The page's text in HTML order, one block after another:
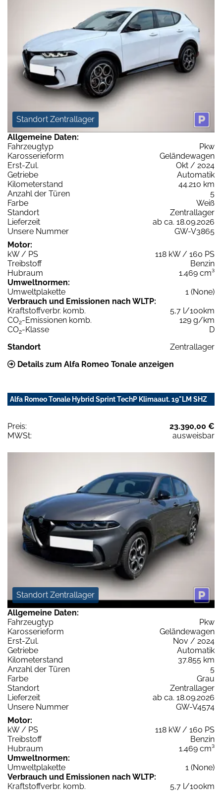
Standort Zentrallager
Allgemeine Daten:
Fahrzeugtyp
Pkw
Karosserieform
Geländewagen
Erst-Zul.
Okt / 2024
Getriebe
Automatik
Kilometerstand
44.210 km
Anzahl der Türen
5
Farbe
Weiß
Standort
Zentrallager
Lieferzeit
ab ca. 18.09.2026
Unsere Nummer
GW-V3865
Motor:
kW / PS
118 kW / 160 PS
Treibstoff
Benzin
Hubraum
1.469 cm³
Umweltnormen:
Umweltplakette
1 (None)
Verbrauch und Emissionen nach WLTP:
Kraftstoffverbr. komb.
5,7 l/100km
CO2-Emissionen komb.
129 g/km
CO2-Klasse
D
Standort
Zentrallager
Details zum Alfa Romeo Tonale anzeigen
Alfa Romeo Tonale Hybrid Sprint TechP Klimaaut. 19"LM SHZ
Preis:
23.390,00 €
MWSt:
ausweisbar
Standort Zentrallager
Allgemeine Daten:
Fahrzeugtyp
Pkw
Karosserieform
Geländewagen
Erst-Zul.
Nov / 2024
Getriebe
Automatik
Kilometerstand
37.855 km
Anzahl der Türen
5
Farbe
Grau
Standort
Zentrallager
Lieferzeit
ab ca. 18.09.2026
Unsere Nummer
GW-V4574
Motor:
kW / PS
118 kW / 160 PS
Treibstoff
Benzin
Hubraum
1.469 cm³
Umweltnormen:
Umweltplakette
1 (None)
Verbrauch und Emissionen nach WLTP:
Kraftstoffverbr. komb.
5,7 l/100km